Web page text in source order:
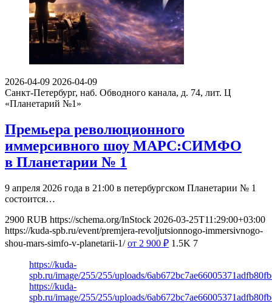
2026-04-09 2026-04-09
Санкт-Петербург, наб. Обводного канала, д. 74, лит. Ц
«Планетарий №1»
Премьера революционного
иммерсивного шоу МАРС:СИМФО
в Планетарии № 1
9 апреля 2026 года в 21:00 в петербургском Планетарии № 1
состоится…
2900 RUB https://schema.org/InStock 2026-03-25T11:29:00+03:00
https://kuda-spb.ru/event/premjera-revoljutsionnogo-immersivnogo-
shou-mars-simfo-v-planetarii-1/ от 2 900 ₽ 1.5K 7
https://kuda-
spb.ru/image/255/255/uploads/
https://kuda-
spb.ru/image/255/255/uploads/